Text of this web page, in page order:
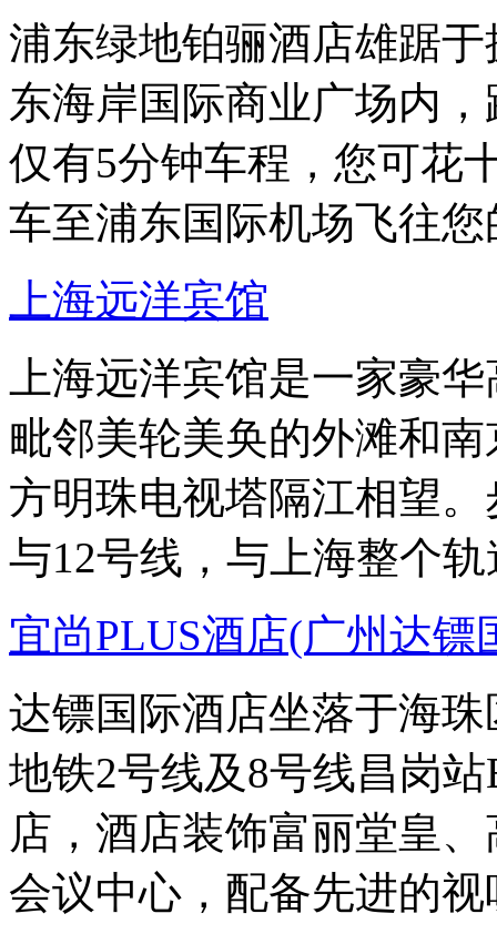
浦东绿地铂骊酒店雄踞
东海岸国际商业广场内
仅有5分钟车程，您可花
车至浦东国际机场飞往
上海远洋宾馆
上海远洋宾馆是一家豪
毗邻美轮美奂的外滩和
方明珠电视塔隔江相望
与12号线，与上海整个
宜尚PLUS酒店(广州达
达镖国际酒店坐落于海
地铁2号线及8号线昌岗
店，酒店装饰富丽堂皇
会议中心，配备先进的